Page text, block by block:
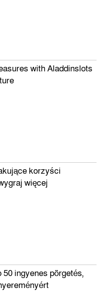
with Aladdinslots
korzyści
więcej
50 ingyenes pörgetés,